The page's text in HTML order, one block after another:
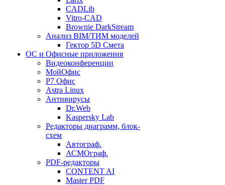
CADLib
Vitro-CAD
Brownie DarkStream
Анализ BIM/ТИМ моделей
Гектор 5D Смета
ОС и Офисные приложения
Видеоконференции
МойОфис
P7 Офис
Astra Linux
Антивирусы
Dr.Web
Kaspersky Lab
Редакторы диаграмм, блок-
схем
Автограф.
АСМОграф.
PDF-редакторы
CONTENT AI
Master PDF